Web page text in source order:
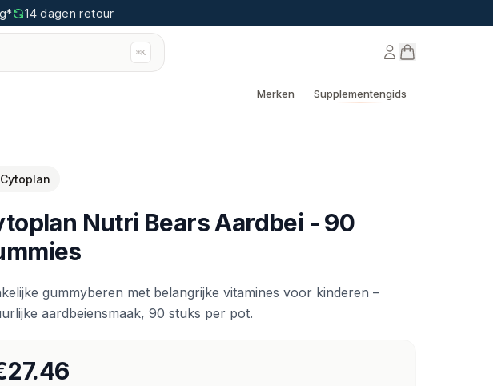
14 dagen retour
⌘K
Merken Supplementengids
Cytoplan
Nutri Bears Aardbei - 90
gummyberen met belangrijke vitamines voor kinderen –
aardbeiensmaak, 90 stuks per pot.